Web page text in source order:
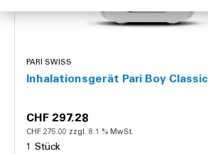
PARI SWISS
Inhalationsgerät Pari Boy Classic
CHF 297.28
CHF 275.00 zzgl. 8.1 % MwSt.
1 Stück